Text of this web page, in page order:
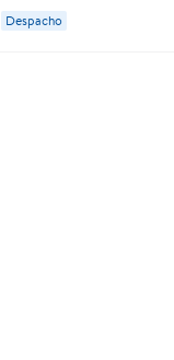
Despacho